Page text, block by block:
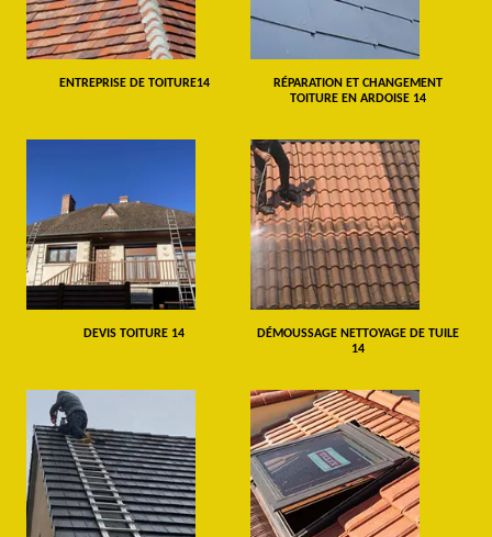
ENTREPRISE DE TOITURE14
RÉPARATION ET CHANGEMENT
TOITURE EN ARDOISE 14
DEVIS TOITURE 14
DÉMOUSSAGE NETTOYAGE DE TUILE
14